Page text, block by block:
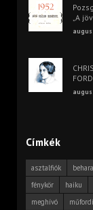
„A
Címkék
asztalfiók
fénykör
haiku
meghívó